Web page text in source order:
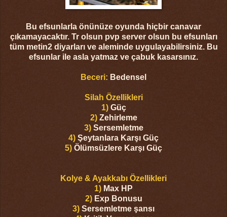
Bu efsunlarla önünüze oyunda hiçbir canavar
çıkamayacaktır. Tr olsun pvp server olsun bu efsunları
tüm metin2 diyarları ve aleminde uygulayabilirsiniz. Bu
efsunlar ile asla yatmaz ve çabuk kasarsınız.
Beceri: Bedensel
Silah Özellikleri
1) Güç
2)Zehirleme
3) Sersemletme
4) Şeytanlara Karşı Güç
5) Ölümsüzlere Karşı Güç
Kolye & Ayakkabı Özellikleri
1) Max HP
2) Exp Bonusu
3) Sersemletme şansı